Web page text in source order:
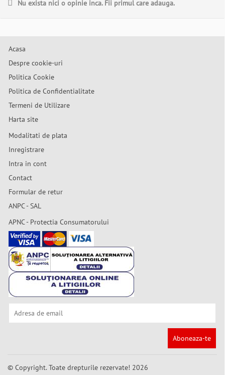
Nu exista nici o opinie inca. Fii primul care adauga.
Acasa
Despre cookie-uri
Politica Cookie
Politica de Confidentialitate
Termeni de Utilizare
Harta site
Modalitati de plata
Inregistrare
Intra in cont
Contact
Formular de retur
ANPC - SAL
APNC - Protectia Consumatorului
Aboneaza-te
© Copyright. Toate drepturile rezervate! 2026